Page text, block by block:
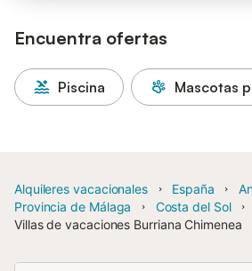
Encuentra ofertas
Piscina Mascotas
Alquileres vacacionales España
Provincia de Málaga
Costa del Sol
Villas de vacaciones Burriana Chimenea